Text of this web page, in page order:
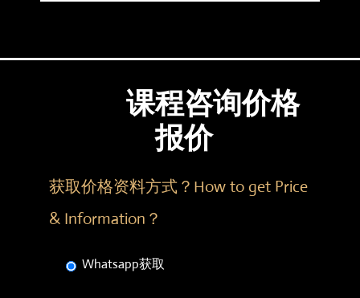
课程咨询价格
报价
获取价格资料方式？How to get Price
& Information？
Whatsapp获取